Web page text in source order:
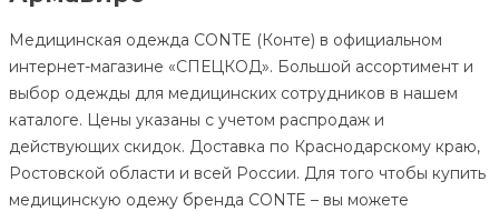
Медицинская одежда CONTE (Конте) в официальном
интернет-магазине «СПЕЦКОД». Большой ассортимент и
выбор одежды для медицинских сотрудников в нашем
каталоге. Цены указаны с учетом распродаж и
действующих скидок. Доставка по Краснодарскому краю,
Ростовской области и всей России. Для того чтобы купить
медицинскую одежу бренда CONTE – вы можете